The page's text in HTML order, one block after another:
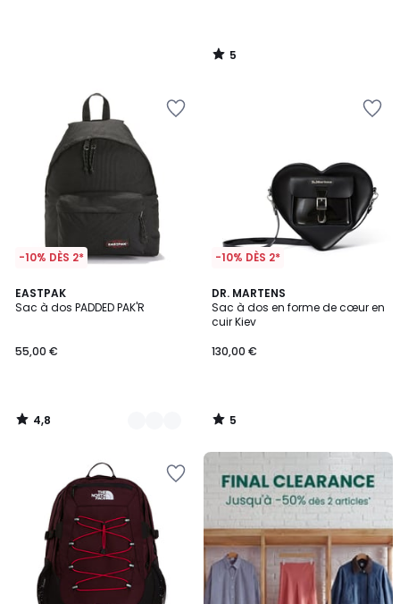
5
/
-10% DÈS 2*
EASTPAK
Sac à dos PADDED PAK'R
55,00 €
4,8
/ 5
7
Couleurs
4,8
/
-10% DÈS 2*
DR. MARTENS
Sac à dos en forme de cœur en
cuir Kiev
130,00 €
5
/
5
5
/
FINAL
CLEARANCE